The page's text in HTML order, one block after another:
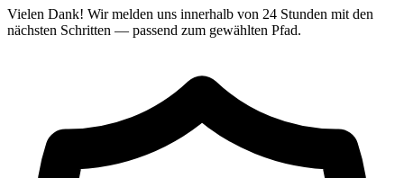
Vielen Dank! Wir melden uns innerhalb von 24 Stunden mit den
nächsten Schritten — passend zum gewählten Pfad.